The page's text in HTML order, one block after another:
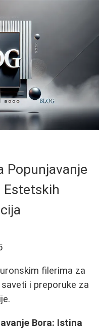
Popunjavanje
Estetskih
filerima za
i preporuke za
Bora: Istina